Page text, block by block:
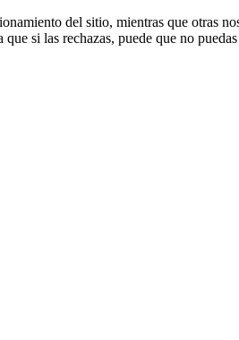
del sitio, mientras que otras
si las rechazas, puede que no